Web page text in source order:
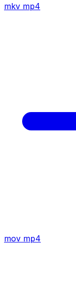
mkv mp4
mov mp4